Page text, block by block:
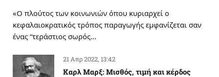
«Ο πλούτος των κοινωνιών όπου κυριαρχεί ο
κεφαλαιοκρατικός τρόπος παραγωγής εμφανίζεται σαν
ένας “τεράστιος σωρός…
21 Απρ 2022, 13:42
Καρλ Μαρξ: Μισθός, τιμή και κέρδος